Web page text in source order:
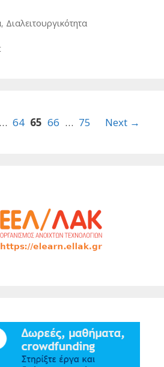
, Διαλειτουργικότητα
… 64 65 66 … 75 Next →